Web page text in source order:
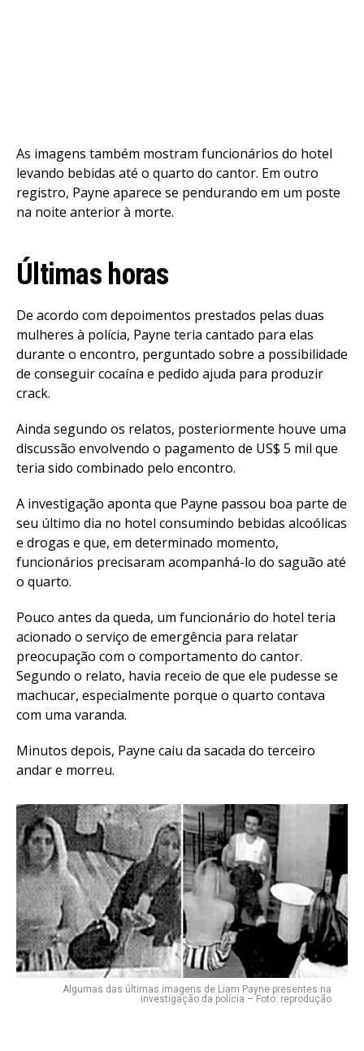
As imagens também mostram funcionários do hotel
levando bebidas até o quarto do cantor. Em outro
registro, Payne aparece se pendurando em um poste
na noite anterior à morte.
Últimas horas
De acordo com depoimentos prestados pelas duas
mulheres à polícia, Payne teria cantado para elas
durante o encontro, perguntado sobre a possibilidade
de conseguir cocaína e pedido ajuda para produzir
crack.
Ainda segundo os relatos, posteriormente houve uma
discussão envolvendo o pagamento de US$ 5 mil que
teria sido combinado pelo encontro.
A investigação aponta que Payne passou boa parte de
seu último dia no hotel consumindo bebidas alcoólicas
e drogas e que, em determinado momento,
funcionários precisaram acompanhá-lo do saguão até
o quarto.
Pouco antes da queda, um funcionário do hotel teria
acionado o serviço de emergência para relatar
preocupação com o comportamento do cantor.
Segundo o relato, havia receio de que ele pudesse se
machucar, especialmente porque o quarto contava
com uma varanda.
Minutos depois, Payne caiu da sacada do terceiro
andar e morreu.
Algumas das últimas imagens de Liam Payne presentes na
investigação da polícia – Foto: reprodução